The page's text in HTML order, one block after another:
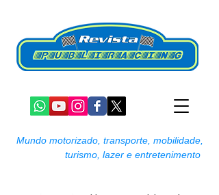
Mundo motorizado, transporte, mobilidade,
turismo, lazer e entretenimento